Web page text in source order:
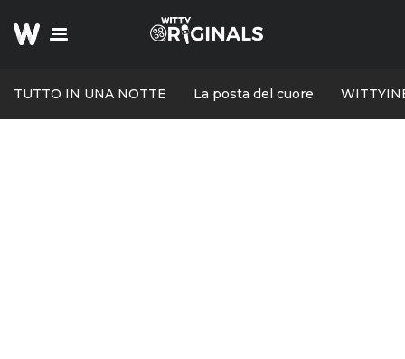
TUTTO IN UNA NOTTE La posta del cuore